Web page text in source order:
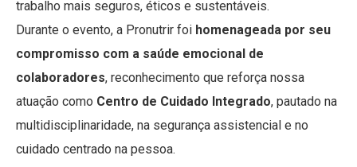
trabalho mais seguros, éticos e sustentáveis.
Durante o evento, a Pronutrir foi homenageada por seu
compromisso com a saúde emocional de
colaboradores, reconhecimento que reforça nossa
atuação como Centro de Cuidado Integrado, pautado na
multidisciplinaridade, na segurança assistencial e no
cuidado centrado na pessoa.